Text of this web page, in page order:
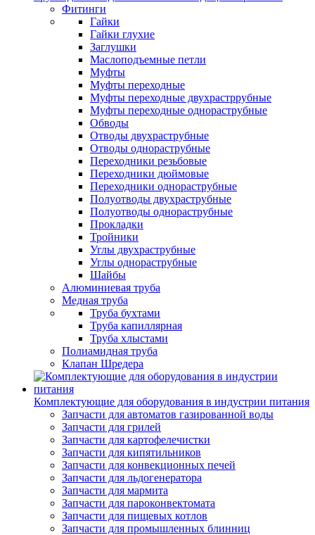
Фитинги
Гайки
Гайки глухие
Заглушки
Маслоподъемные петли
Муфты
Муфты переходные
Муфты переходные двухрастррубные
Муфты переходные однораструбные
Обводы
Отводы двухраструбные
Отводы однораструбные
Переходники резьбовые
Переходники дюймовые
Переходники однораструбные
Полуотводы двухраструбные
Полуотводы однораструбные
Прокладки
Тройники
Углы двухраструбные
Углы однораструбные
Шайбы
Алюминиевая труба
Медная труба
Труба бухтами
Труба капиллярная
Труба хлыстами
Полиамидная труба
Клапан Шредера
Комплектующие для оборудования в индустрии питания
Запчасти для автоматов газированной воды
Запчасти для грилей
Запчасти для картофелечистки
Запчасти для кипятильников
Запчасти для конвекционных печей
Запчасти для льдогенератора
Запчасти для мармита
Запчасти для пароконвектомата
Запчасти для пищевых котлов
Запчасти для промышленных блинниц